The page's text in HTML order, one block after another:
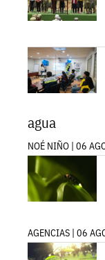
agua
NOÉ NIÑO | 06
AGENCIAS | 06